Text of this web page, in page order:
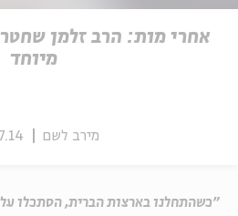
אחרי מות: הרב זלמן שחטר
מיוחד
מירב לשם
"כשהתחלנו בארצות הברית, הסתכלו